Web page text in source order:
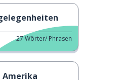
27Wörter/ Phrasen